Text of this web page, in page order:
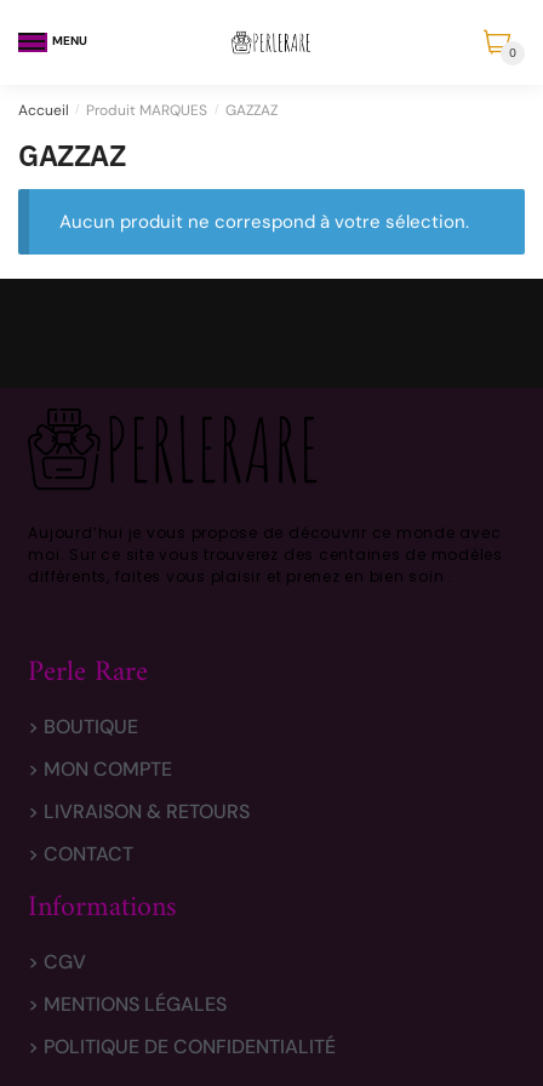
MENU
0
Accueil / Produit MARQUES / GAZZAZ
GAZZAZ
Aucun produit ne correspond à votre sélection.
Aujourd’hui je vous propose de découvrir ce monde avec
moi. Sur ce site vous trouverez des centaines de modèles
différents, faites vous plaisir et prenez en bien soin .
Perle Rare
> BOUTIQUE
> MON COMPTE
> LIVRAISON & RETOURS
> CONTACT
Informations
> CGV
> MENTIONS LÉGALES
> POLITIQUE DE CONFIDENTIALITÉ